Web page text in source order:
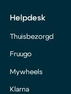
Helpdesk
Thuisbezorgd
Fruugo
Mywheels
Klarna